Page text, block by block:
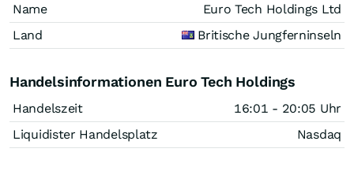
Name
Euro Tech Holdings Ltd
Land
Britische Jungferninseln
Handelsinformationen Euro Tech Holdings
Handelszeit
16:01 - 20:05 Uhr
Liquidister Handelsplatz
Nasdaq